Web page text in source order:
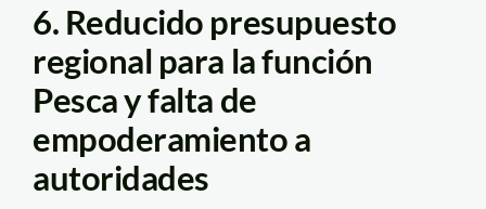
6. Reducido presupuesto
regional para la función
Pesca y falta de
empoderamiento a
autoridades